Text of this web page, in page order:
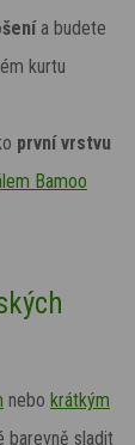
a budete
kurtu
první vrstvu
Bamoo
nebo krátkým
barevně sladit